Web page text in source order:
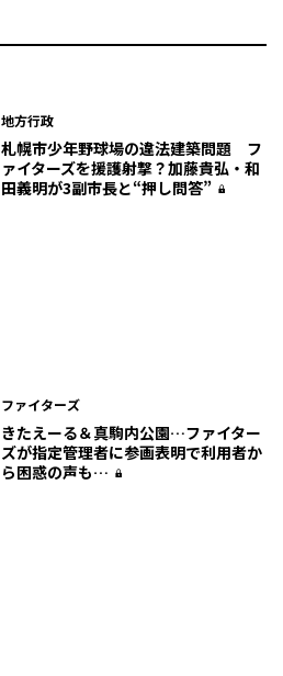
地方行政
札幌市少年野球場の違法建築問題 フ
ァイターズを援護射撃？加藤貴弘・和
田義明が3副市長と“押し問答”
ファイターズ
きたえーる＆真駒内公園…ファイター
ズが指定管理者に参画表明で利用者か
ら困惑の声も…